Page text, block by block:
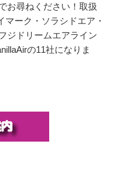
お尋ねください！取扱
ーク・ソラシドエア・
ジドリームエアライン
の11社になりま